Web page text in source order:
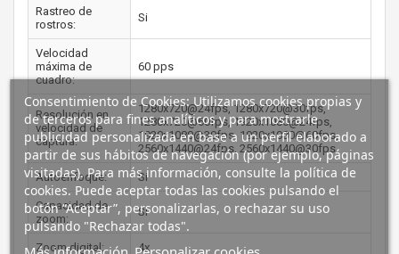
Rastreo de
rostros:
Si
Velocidad
máxima de
cuadro:
60 pps
Resolución en
velocidad de
captura:
1280x720@24fps, 1280x720@30fps,
1280x720@60fps, 1920x1080@24fps,
1920x1080@30fps, 1920x1080@60fps,
2560x1440@24fps, 2560x1440@30fps
Autoenfoque: Si
Capacidad de
zoom:
Si
Zoom digital: 4x
Consentimiento de Cookies: Utilizamos cookies propias y
de terceros para fines analíticos y para mostrarle
publicidad personalizada en base a un perfil elaborado a
partir de sus hábitos de navegación (por ejemplo, páginas
visitadas). Para más información, consulte la política de
cookies. Puede aceptar todas las cookies pulsando el
botón “Aceptar”, personalizarlas, o rechazar su uso
pulsando "Rechazar todas".